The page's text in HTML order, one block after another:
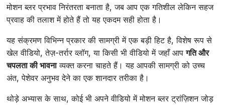
मोशन ब्लर प्रभाव निरंतरता बनाता है, जब आप एक गतिशील लेकिन सहज
प्रवाह की तलाश में होते हैं तो यह एकदम सही होता है।
यह संक्रमण विभिन्न प्रकार की सामग्री में एक बड़ी हिट है, विशेष रूप से
खेल वीडियो, तेज़-तर्रार व्लॉग, या किसी भी वीडियो में जहाँ आपगति और
चपलता की भावनाव्यक्त करना चाहते हैं। यह आपकी सामग्री को उच्च
अंत, पेशेवर अनुभव देने का एक शानदार तरीका है।
थोड़े अभ्यास के साथ, कोई भी अपने वीडियो में मोशन ब्लर ट्रांज़िशन जोड़